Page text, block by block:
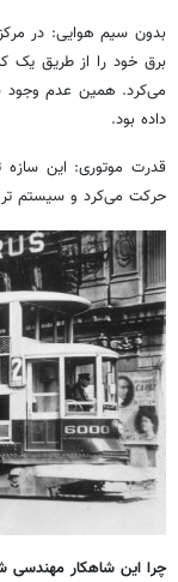
بدون سیم هوایی: در
برق خود را از طریق یک
می‌کرد. همین عدم وجود
داده بود.
حرکت می‌کرد و سیستم
چرا این شاهکار